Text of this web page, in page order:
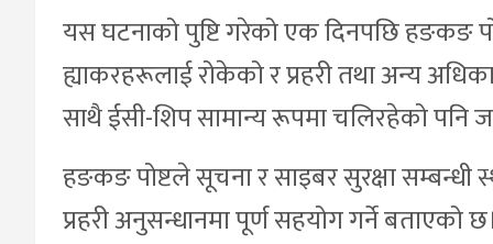
यस घटनाको पुष्टि गरेको एक दिनपछि हङकङ
ह्याकरहरूलाई रोकेको र प्रहरी तथा अन्य
साथै ईसी-शिप सामान्य रूपमा चलिरहेको पनि
हङकङ पोष्टले सूचना र साइबर सुरक्षा सम्बन्धी
प्रहरी अनुसन्धानमा पूर्ण सहयोग गर्ने बताएको